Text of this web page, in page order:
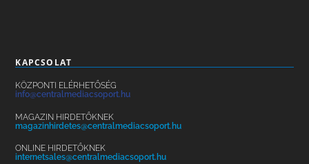
KAPCSOLAT
KÖZPONTI ELÉRHETŐSÉG
info@centralmediacsoport.hu
MAGAZIN HIRDETŐKNEK
magazinhirdetes@centralmediacsoport.hu
ONLINE HIRDETŐKNEK
internetsales@centralmediacsoport.hu